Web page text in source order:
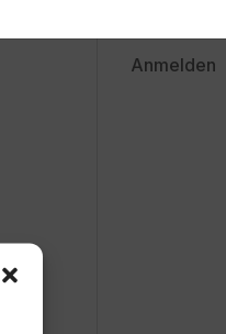
Anmelden